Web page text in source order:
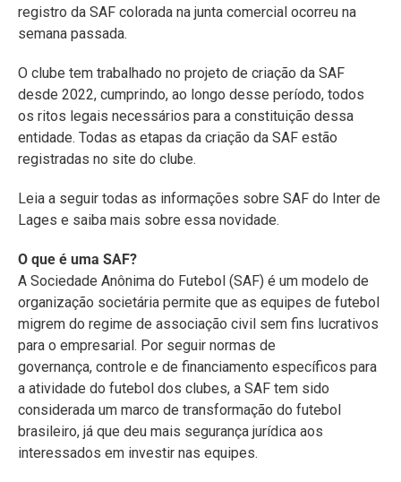
registro da SAF colorada na junta comercial ocorreu na
semana passada.
O clube tem trabalhado no projeto de criação da SAF
desde 2022, cumprindo, ao longo desse período, todos
os ritos legais necessários para a constituição dessa
entidade. Todas as etapas da criação da SAF estão
registradas no site do clube.
Leia a seguir todas as informações sobre SAF do Inter de
Lages e saiba mais sobre essa novidade.
O que é uma SAF?
A Sociedade Anônima do Futebol (SAF) é um modelo de
organização societária permite que as equipes de futebol
migrem do regime de associação civil sem fins lucrativos
para o empresarial. Por seguir normas de
governança, controle e de financiamento específicos para
a atividade do futebol dos clubes, a SAF tem sido
considerada um marco de transformação do futebol
brasileiro, já que deu mais segurança jurídica aos
interessados em investir nas equipes.